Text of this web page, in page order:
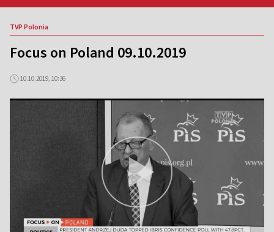
TVP Polonia
Focus on Poland 09.10.2019
10.10.2019, 10:36